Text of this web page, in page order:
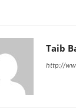
Taib
http://